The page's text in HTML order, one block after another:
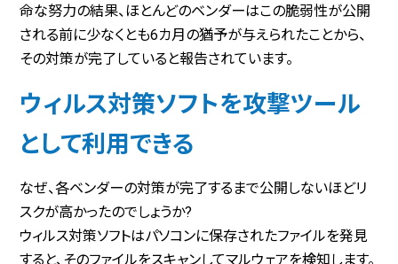
命な努力の結果、ほとんどのベンダーはこの脆弱性が公開
される前に少なくとも6カ月の猶予が与えられたことから、
その対策が完了していると報告されています。
ウィルス対策ソフトを攻撃ツール
として利用できる
なぜ、各ベンダーの対策が完了するまで公開しないほどリ
スクが高かったのでしょうか?
ウィルス対策ソフトはパソコンに保存されたファイルを発見
すると、そのファイルをスキャンしてマルウェアを検知します。